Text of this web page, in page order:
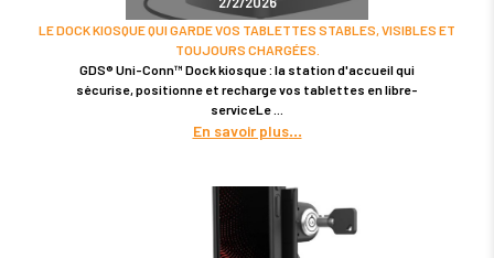
LE DOCK KIOSQUE QUI GARDE VOS TABLETTES STABLES, VISIBLES ET
TOUJOURS CHARGÉES.
GDS® Uni-Conn™ Dock kiosque : la station d'accueil qui
sécurise, positionne et recharge vos tablettes en libre-
serviceLe
En savoir plus